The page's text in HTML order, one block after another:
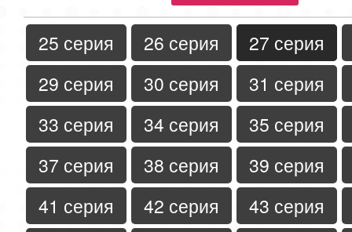
25 серия 26 серия
27 серия
29 серия
30 серия
31 серия
33 серия
34 серия
35 серия
37 серия
38 серия
39 серия
41 серия
42 серия
43 серия